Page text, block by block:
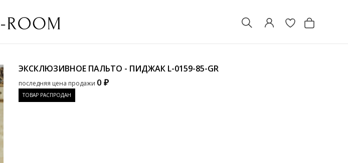
ЭКСКЛЮЗИВНОЕ ПАЛЬТО - ПИДЖАК L-0159-85-GR
последняя цена продажи 0 ₽
ТОВАР РАСПРОДАН